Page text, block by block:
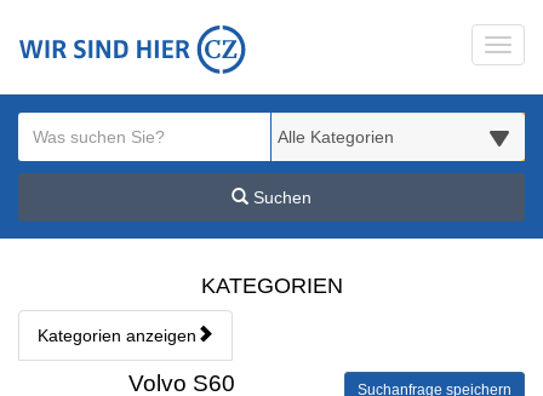
Suchen
Kategorien & Anzeigen
KATEGORIEN
Kategorien anzeigen
Bedienhinweis: Navigieren Sie mit Tab (Shift+Tab zurück).
Rubrik:
Volvo S60 Suchanfrage speichern